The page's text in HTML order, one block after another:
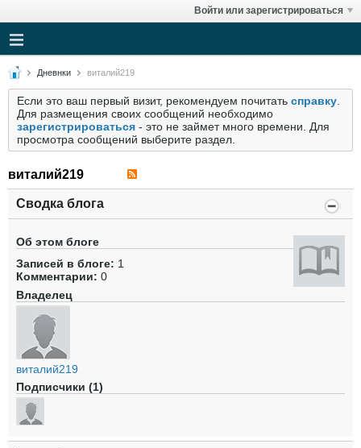
Войти или зарегистрироваться
Дневнки виталий219
Если это ваш первый визит, рекомендуем почитать справку
Для размещения своих сообщений необходимо
зарегистрироваться - это не займет много времени. Для
просмотра сообщений выберите раздел.
виталий219
Сводка блога
Об этом блоге
Записей в блоге: 1
Комментарии: 0
Владелец
виталий219
Подписчики (1)